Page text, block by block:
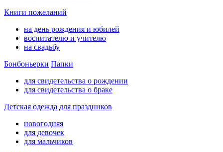
Книги пожеланий
на день рождения и юбилей
воспитателю и учителю
на свадьбу
Бонбоньерки Папки
для свидетельства о рождении
для свидетельства о браке
Детская одежда для праздников
новогодняя
для девочек
для мальчиков